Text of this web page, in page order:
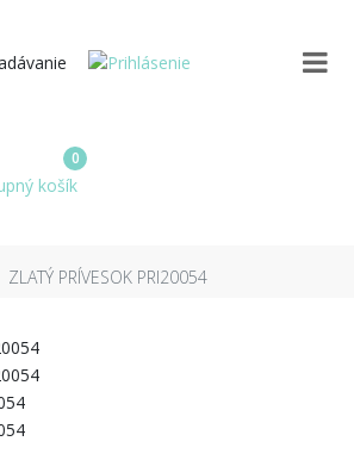
0
ZLATÝ PRÍVESOK PRI20054